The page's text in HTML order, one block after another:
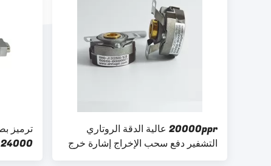
24000 من خلال ترميز الثقب
20000ppr عالية الدقة الروتاري
التشفير دفع سحب الإخراج إشارة خرج
التكميلية KN40